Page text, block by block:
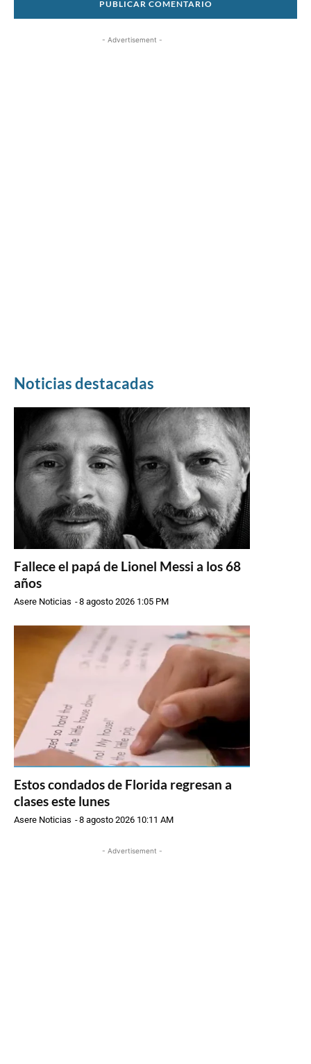
- Advertisement -
Noticias destacadas
Fallece el papá de Lionel Messi a los 68
años
Asere Noticias -8 agosto 2026 1:05 PM
Estos condados de Florida regresan a
clases este lunes
Asere Noticias -8 agosto 2026 10:11 AM
- Advertisement -